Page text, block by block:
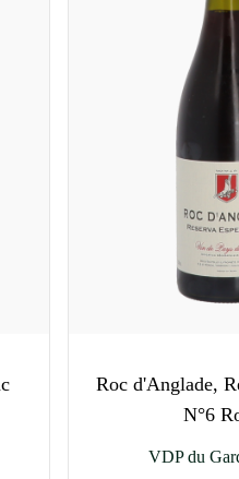
Roc d'Anglade,
N°6
VDP du